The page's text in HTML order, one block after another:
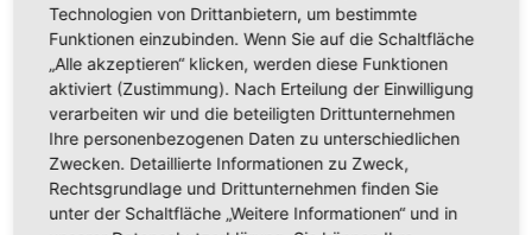
Technologien von Drittanbietern, um bestimmte
Funktionen einzubinden. Wenn Sie auf die Schaltfläche
„Alle akzeptieren“ klicken, werden diese Funktionen
aktiviert (Zustimmung). Nach Erteilung der Einwilligung
verarbeiten wir und die beteiligten Drittunternehmen
Ihre personenbezogenen Daten zu unterschiedlichen
Zwecken. Detaillierte Informationen zu Zweck,
Rechtsgrundlage und Drittunternehmen finden Sie
unter der Schaltfläche „Weitere Informationen“ und in